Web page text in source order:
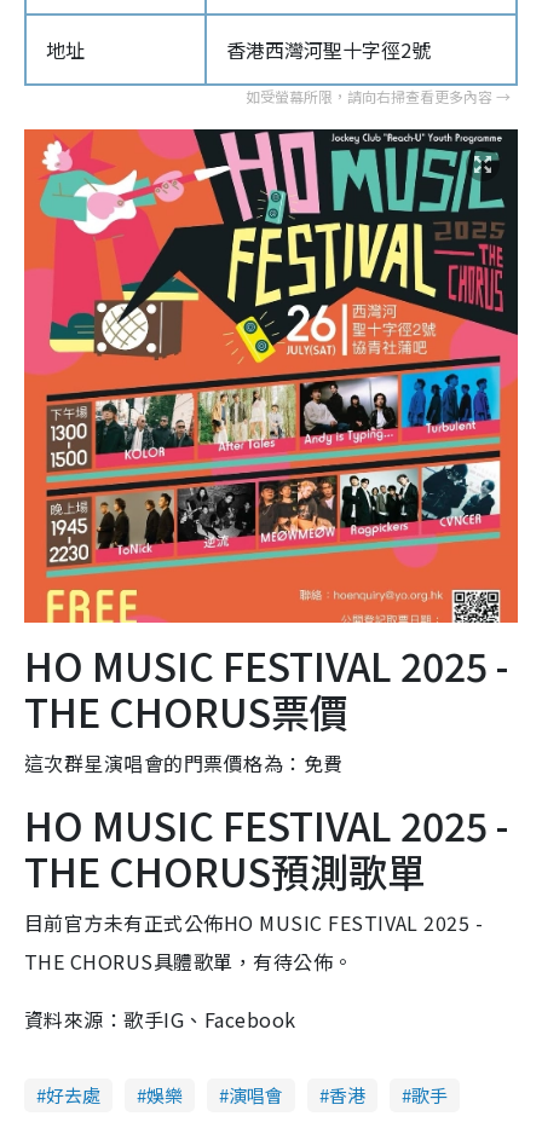
地址 香港西灣河聖十字徑2號
HO MUSIC FESTIVAL 2025 -
THE CHORUS票價
這次群星演唱會的門票價格為：免費
HO MUSIC FESTIVAL 2025 -
THE CHORUS預測歌單
目前官方未有正式公佈HO MUSIC FESTIVAL 2025 -
THE CHORUS具體歌單，有待公佈。
資料來源：歌手IG、Facebook
好去處 娛樂 演唱會 香港 歌手